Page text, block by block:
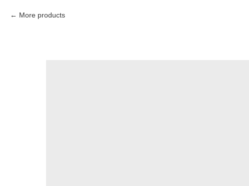
More products